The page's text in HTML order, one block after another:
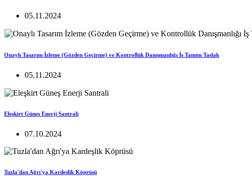
05.11.2024
Onaylı Tasarım İzleme (Gözden Geçirme) ve Kontrollük Danışmanlığı İş Tanımı Taslak
05.11.2024
Eleşkirt Güneş Enerji Santrali
07.10.2024
Tuzla'dan Ağrı'ya Kardeşlik Köprüsü